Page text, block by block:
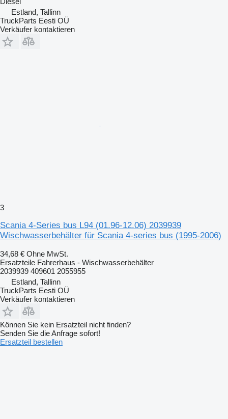
Estland, Tallinn
TruckParts Eesti OÜ
Verkäufer kontaktieren
3
Scania 4-Series bus L94 (01.96-12.06) 2039939
Wischwasserbehälter für Scania 4-series bus (1995-2006)
34,68 € Ohne MwSt.
Ersatzteile Fahrerhaus - Wischwasserbehälter
2039939 409601 2055955
Estland, Tallinn
TruckParts Eesti OÜ
Verkäufer kontaktieren
Können Sie kein Ersatzteil nicht finden?
Senden Sie die Anfrage sofort!
Ersatzteil bestellen